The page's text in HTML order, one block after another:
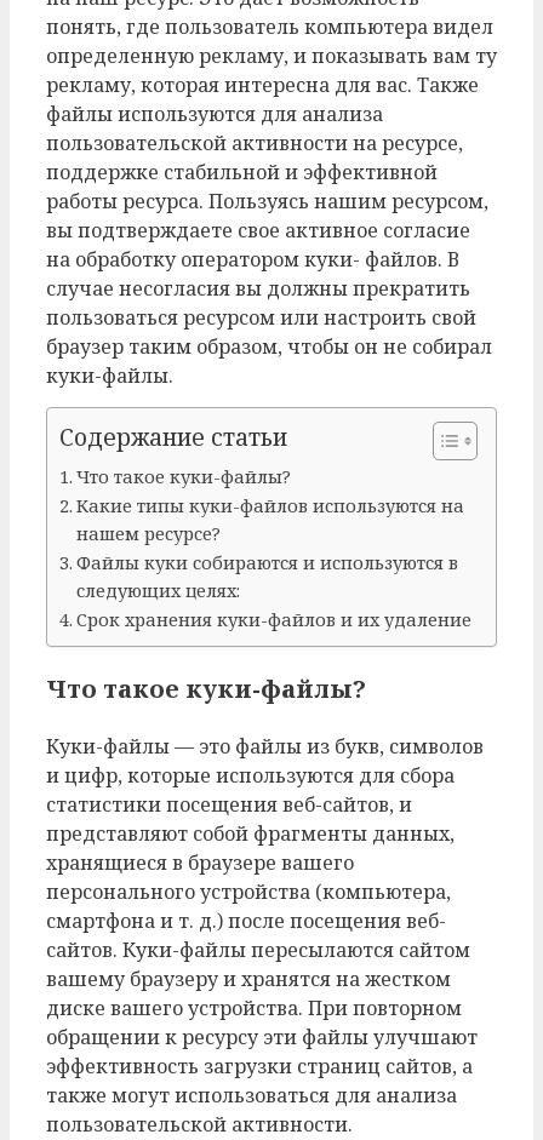
понять, где пользователь компьютера видел
определенную рекламу, и показывать вам ту
рекламу, которая интересна для вас. Также
файлы используются для анализа
пользовательской активности на ресурсе,
поддержке стабильной и эффективной
работы ресурса. Пользуясь нашим ресурсом,
вы подтверждаете свое активное согласие
на обработку оператором куки- файлов. В
случае несогласия вы должны прекратить
пользоваться ресурсом или настроить свой
браузер таким образом, чтобы он не собирал
куки-файлы.
Содержание статьи
Что такое куки-файлы?
Какие типы куки-файлов используются на
нашем ресурсе?
Файлы куки собираются и используются в
следующих целях:
Срок хранения куки-файлов и их удаление
Что такое куки-файлы?
Куки-файлы — это файлы из букв, символов
и цифр, которые используются для сбора
статистики посещения веб-сайтов, и
представляют собой фрагменты данных,
хранящиеся в браузере вашего
персонального устройства (компьютера,
смартфона и т. д.) после посещения веб-
сайтов. Куки-файлы пересылаются сайтом
вашему браузеру и хранятся на жестком
диске вашего устройства. При повторном
обращении к ресурсу эти файлы улучшают
эффективность загрузки страниц сайтов, а
также могут использоваться для анализа
пользовательской активности.